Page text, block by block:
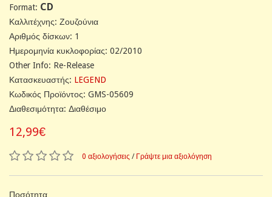
Format: CD
Καλλιτέχνης: Ζουζούνια
Αριθμός δίσκων: 1
Ημερομηνία κυκλοφορίας: 02/2010
Other Info: Re-Release
Κατασκευαστής: LEGEND
Κωδικός Προϊόντος: GMS-05609
Διαθεσιμότητα: Διαθέσιμο
12,99€
0 αξιολογήσεις / Γράψτε μια αξιολόγηση
Ποσότητα